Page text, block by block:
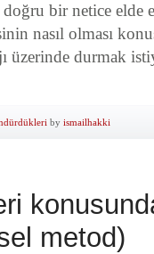
bir netice elde
nasıl olması
üzerinde durmak
by ismailhakki
metod)